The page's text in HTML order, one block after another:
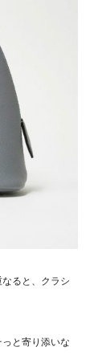
ると、クラシ
と寄り添いな